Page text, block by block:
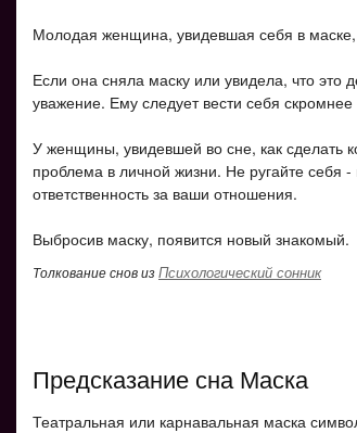
Молодая женщина, увидевшая себя в маске,
Если она сняла маску или увидела, что это
уважение. Ему следует вести себя
У женщины, увидевшей во сне, как сделать
проблема в личной жизни. Не ругайте себя
ответственность за ваши отношения.
Выбросив маску, появится новый знакомый.
Толкование снов изПсихологический сонник
Предсказание сна Маска
Театральная или карнавальная маска